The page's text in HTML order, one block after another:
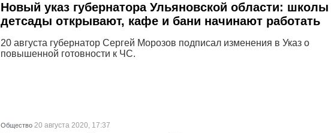
Новый указ губернатора Ульяновской области:
детсады открывают, кафе и бани начинают работать
20 августа губернатор Сергей Морозов подписал изменения в Указ о
повышенной готовности к ЧС.
Общество 20 августа 2020, 17:37